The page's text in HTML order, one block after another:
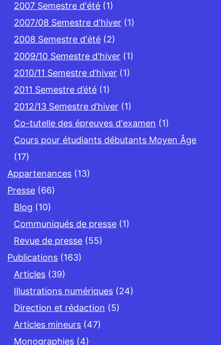
2007 Semestre d'été (1)
2007/08 Semestre d'hiver (1)
2008 Semestre d'été (2)
2009/10 Semestre d'hiver (1)
2010/11 Semestre d’hiver (1)
2011 Semestre d’été (1)
2012/13 Semestre d’hiver (1)
Co-tutelle des épreuves d'examen (1)
Cours pour étudiants débutants Moyen Âge
(17)
Appartenances (13)
Presse (66)
Blog (10)
Communiqués de presse (1)
Revue de presse (55)
Publications (163)
Articles (39)
Illustrations numériques (24)
Direction et rédaction (5)
Articles mineurs (47)
Monographies (4)